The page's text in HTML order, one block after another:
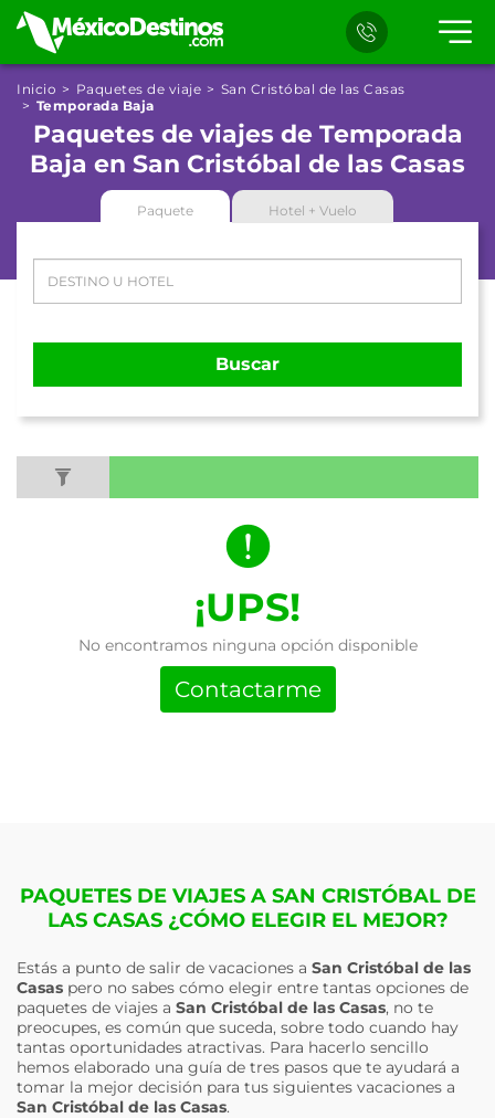
Inicio Paquetes de viaje
San Cristóbal de las Casas
Temporada Baja
Paquetes de viajes de Temporada
Baja en San Cristóbal de las Casas
Paquete Hotel + Vuelo
Buscar
¡UPS!
No encontramos ninguna opción disponible
Contactarme
PAQUETES DE VIAJES A SAN CRISTÓBAL DE
LAS CASAS ¿CÓMO ELEGIR EL MEJOR?
Estás a punto de salir de vacaciones a San Cristóbal de las
Casas pero no sabes cómo elegir entre tantas opciones de
paquetes de viajes a San Cristóbal de las Casas, no te
preocupes, es común que suceda, sobre todo cuando hay
tantas oportunidades atractivas. Para hacerlo sencillo
hemos elaborado una guía de tres pasos que te ayudará a
tomar la mejor decisión para tus siguientes vacaciones a
San Cristóbal de las Casas.